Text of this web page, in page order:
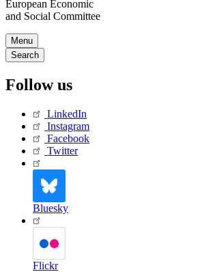
European Economic
and Social Committee
Main
navigation
(Mobile)
Menu
to
Content
Search
Follow us
LinkedIn
Instagram
Facebook
Twitter
Bluesky
Flickr